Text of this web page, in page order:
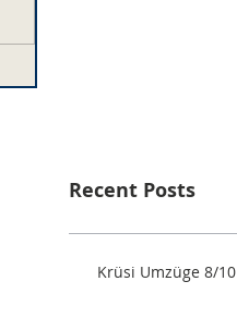
Recent Posts
Krüsi Umzüge 8/10